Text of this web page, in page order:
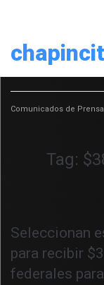
Comunicados de Prensa
Tag:
Seleccionan
para recibir
federales